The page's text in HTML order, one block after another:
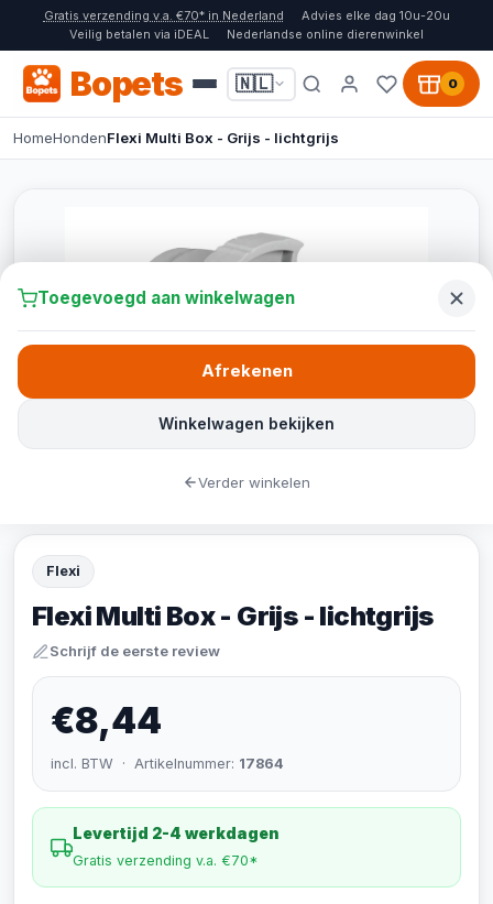
Gratis verzending v.a. €70* in Nederland
Advies elke dag 10u-20u
Veilig betalen via iDEAL
Nederlandse online dierenwinkel
Bopets 🇳🇱 0
HomeHondenFlexi Multi Box - Grijs - lichtgrijs
Flexi
Flexi Multi Box - Grijs - lichtgrijs
Schrijf de eerste review
€8,44
incl. BTW · Artikelnummer: 17864
Levertijd 2-4 werkdagen
Gratis verzending v.a. €70*
Toegevoegd aan winkelwagen
Winkelwagen bekijken
Afrekenen
Verder winkelen